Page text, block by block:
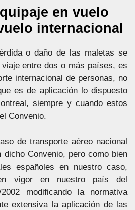
en vuelo
internacional
o daño de las maletas se
entre dos o más países, es
internacional de personas, no
es de aplicación lo dispuesto
siempre y cuando estos
Convenio.
de transporte aéreo nacional
Convenio, pero como bien
españoles en nuestro caso,
vigor en nuestro país del
modificando la normativa
extensiva la aplicación de las